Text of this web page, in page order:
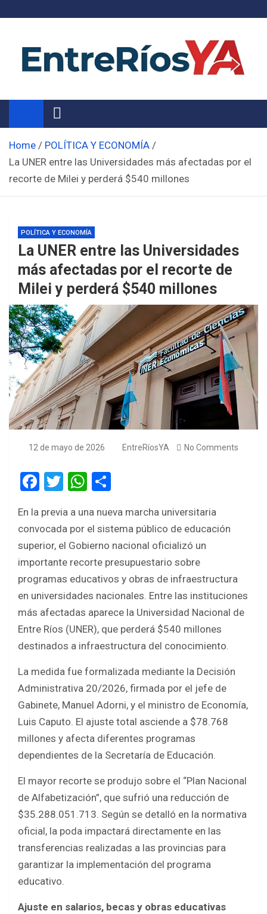
Noticias de Entre Ríos
Información de toda la provincia ahora
Home
POLÍTICA Y ECONOMÍA
La UNER entre las Universidades más afectadas por el
recorte de Milei y perderá $540 millones
POLÍTICA Y ECONOMÍA
La UNER entre las Universidades
más afectadas por el recorte de
Milei y perderá $540 millones
12 de mayo de 2026 EntreRíosYA No Comments
F
ce
b
o
o
k
T
tt
er
W
at
s
A
p
p
ar
e
En la previa a una nueva marcha universitaria
convocada por el sistema público de educación
superior, el Gobierno nacional oficializó un
importante recorte presupuestario sobre
programas educativos y obras de infraestructura
en universidades nacionales. Entre las instituciones
más afectadas aparece la Universidad Nacional de
Entre Ríos (UNER), que perderá $540 millones
destinados a infraestructura del conocimiento.
La medida fue formalizada mediante la Decisión
Administrativa 20/2026, firmada por el jefe de
Gabinete, Manuel Adorni, y el ministro de Economía,
Luis Caputo. El ajuste total asciende a $78.768
millones y afecta diferentes programas
dependientes de la Secretaría de Educación.
El mayor recorte se produjo sobre el “Plan Nacional
de Alfabetización”, que sufrió una reducción de
$35.288.051.713. Según se detalló en la normativa
oficial, la poda impactará directamente en las
transferencias realizadas a las provincias para
garantizar la implementación del programa
educativo.
Ajuste en salarios, becas y obras educativas